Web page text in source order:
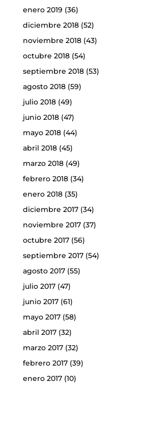
enero 2019 (36)
diciembre 2018(52)
noviembre 2018(43)
octubre 2018(54)
septiembre 2018(53)
agosto 2018(59)
julio 2018(49)
junio 2018(47)
mayo 2018(44)
abril 2018(45)
marzo 2018(49)
febrero 2018(34)
enero 2018(35)
diciembre 2017(34)
noviembre 2017(37)
octubre 2017(56)
septiembre 2017(54)
agosto 2017(55)
julio 2017(47)
junio 2017(61)
mayo 2017(58)
abril 2017(32)
marzo 2017(32)
febrero 2017(39)
enero 2017(10)